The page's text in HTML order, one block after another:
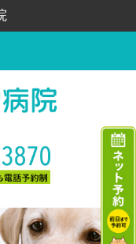
ミングペットホテル